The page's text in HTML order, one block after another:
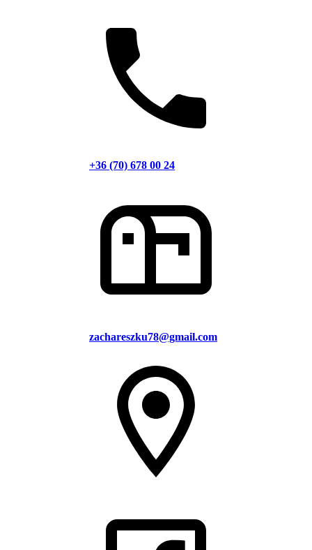
+36 (70) 678 00 24
zachareszku78@gmail.com